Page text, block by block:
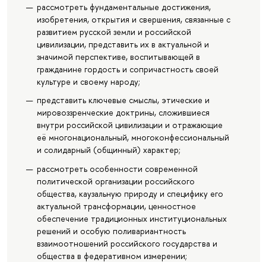
рассмотреть фундаментальные достижения,
изобретения, открытия и свершения, связанные с
развитием русской земли и российской
цивилизации, представить их в актуальной и
значимой перспективе, воспитывающей в
гражданине гордость и сопричастность своей
культуре и своему народу;
представить ключевые смыслы, этические и
мировоззренческие доктрины, сложившиеся
внутри российской цивилизации и отражающие
её многонациональный, многоконфессиональный
и солидарный (общинный) характер;
рассмотреть особенности современной
политической организации российского
общества, каузальную природу и специфику его
актуальной трансформации, ценностное
обеспечение традиционных институциональных
решений и особую поливариантность
взаимоотношений российского государства и
общества в федеративном измерении;